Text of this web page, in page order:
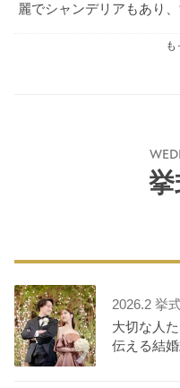
麗でシャンデリアもあり
も
挙
2026.2 挙
大切な人
伝える結